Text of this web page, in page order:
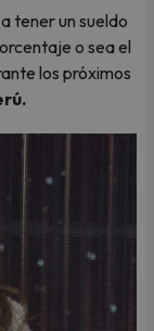
tener un sueldo
o sea el
los próximos